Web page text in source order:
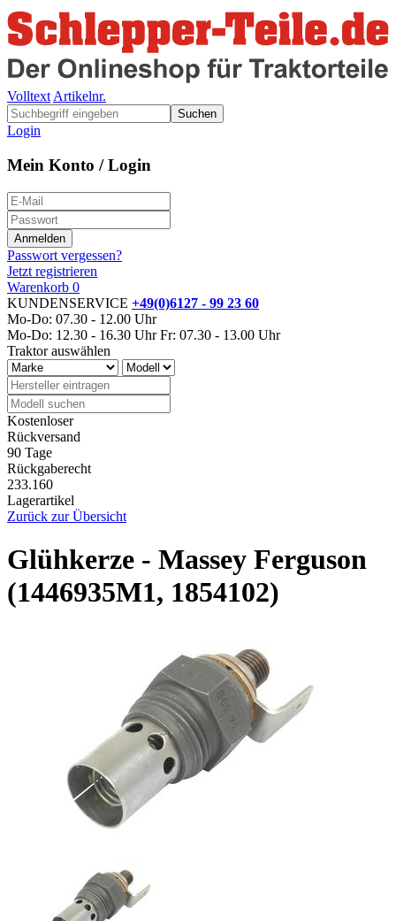
Volltext Artikelnr.
Suchen
Login
Mein Konto / Login
Passwort vergessen?
Jetzt registrieren
Warenkorb 0
KUNDENSERVICE +49(0)6127 - 99 23 60
Mo-Do: 07.30 - 12.00 Uhr
Mo-Do: 12.30 - 16.30 Uhr Fr: 07.30 - 13.00 Uhr
Traktor auswählen
Kostenloser
Rückversand
90 Tage
Rückgaberecht
233.160
Lagerartikel
Zurück zur Übersicht
Glühkerze - Massey Ferguson
(1446935M1, 1854102)